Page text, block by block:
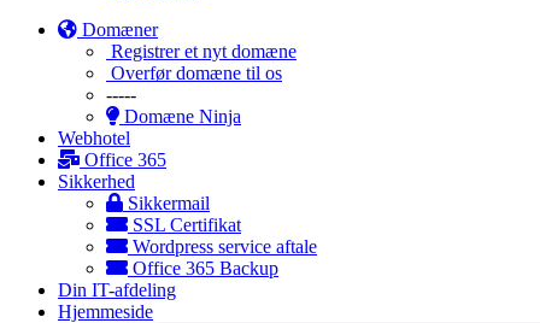
Domæner
Registrer et nyt domæne
Overfør domæne til os
-----
Domæne Ninja
Webhotel
Office 365
Sikkerhed
Sikkermail
SSL Certifikat
Wordpress service aftale
Office 365 Backup
Din IT-afdeling
Hjemmeside